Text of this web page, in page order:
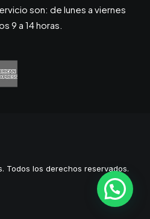
son: de lunes a viernes
9 a 14 horas.
Todos los derechos reservados.